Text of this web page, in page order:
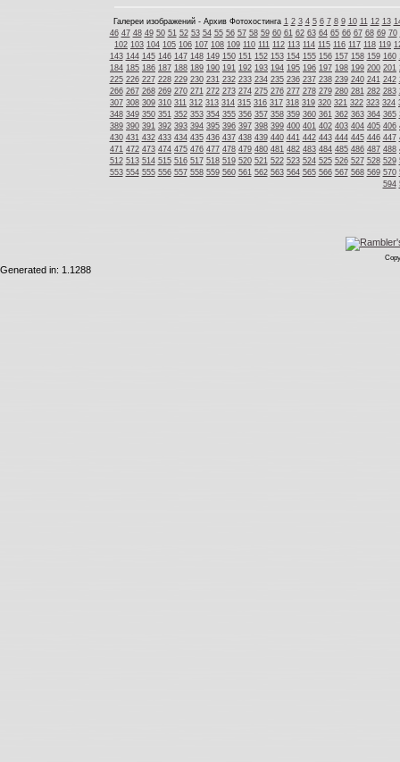
Галереи изображений - Архив Фотохостинга 1 2 3 4 5 6 7 8 9 10 11 12 13
46 47 48 49 50 51 52 53 54 55 56 57 58 59 60 61 62 63 64 65 66 67 68 69 70
102 103 104 105 106 107 108 109 110 111 112 113 114 115 116 117 118 119
143 144 145 146 147 148 149 150 151 152 153 154 155 156 157 158 159 160
184 185 186 187 188 189 190 191 192 193 194 195 196 197 198 199 200 201
225 226 227 228 229 230 231 232 233 234 235 236 237 238 239 240 241 242
266 267 268 269 270 271 272 273 274 275 276 277 278 279 280 281 282 283
307 308 309 310 311 312 313 314 315 316 317 318 319 320 321 322 323 324
348 349 350 351 352 353 354 355 356 357 358 359 360 361 362 363 364 365
389 390 391 392 393 394 395 396 397 398 399 400 401 402 403 404 405 406
430 431 432 433 434 435 436 437 438 439 440 441 442 443 444 445 446 447
471 472 473 474 475 476 477 478 479 480 481 482 483 484 485 486 487 488
512 513 514 515 516 517 518 519 520 521 522 523 524 525 526 527 528 529
553 554 555 556 557 558 559 560 561 562 563 564 565 566 567 568 569 570
594
Generated in: 1.1288